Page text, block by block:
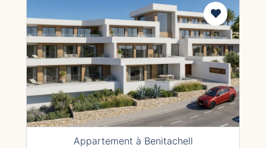
Appartement à Benitachell